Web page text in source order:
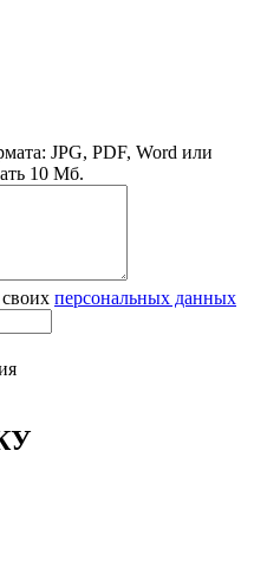
JPG, PDF, Word или
10 Мб.
персональных данных